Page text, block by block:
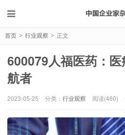
首页 > 行业观察 > 正文
600079人福医药：
航者
2023-05-25 分类： 行业观察 阅读(460)